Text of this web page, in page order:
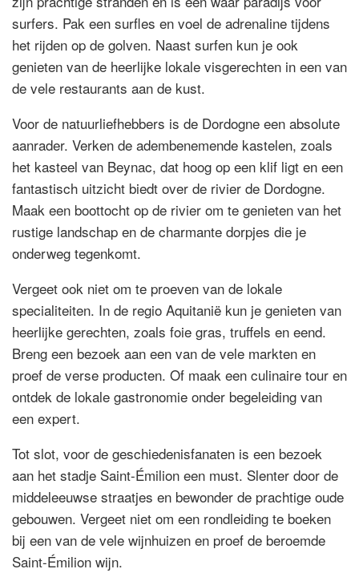
surfers. Pak een surfles en voel de adrenaline tijdens
het rijden op de golven. Naast surfen kun je ook
genieten van de heerlijke lokale visgerechten in een van
de vele restaurants aan de kust.
Voor de natuurliefhebbers is de Dordogne een absolute
aanrader. Verken de adembenemende kastelen, zoals
het kasteel van Beynac, dat hoog op een klif ligt en een
fantastisch uitzicht biedt over de rivier de Dordogne.
Maak een boottocht op de rivier om te genieten van het
rustige landschap en de charmante dorpjes die je
onderweg tegenkomt.
Vergeet ook niet om te proeven van de lokale
specialiteiten. In de regio Aquitanië kun je genieten van
heerlijke gerechten, zoals foie gras, truffels en eend.
Breng een bezoek aan een van de vele markten en
proef de verse producten. Of maak een culinaire tour en
ontdek de lokale gastronomie onder begeleiding van
een expert.
Tot slot, voor de geschiedenisfanaten is een bezoek
aan het stadje Saint-Émilion een must. Slenter door de
middeleeuwse straatjes en bewonder de prachtige oude
gebouwen. Vergeet niet om een rondleiding te boeken
bij een van de vele wijnhuizen en proef de beroemde
Saint-Émilion wijn.